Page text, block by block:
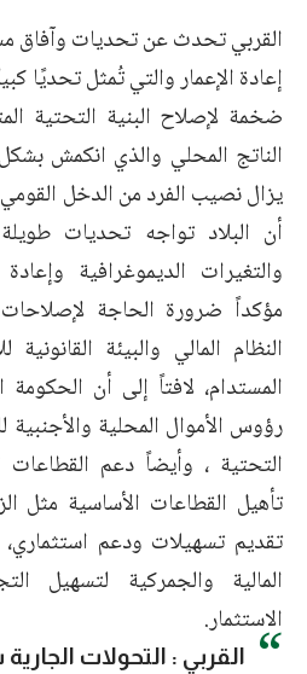
القربي تحدث عن تحديات وآفاق
إعادة الإعمار والتي تُمثل تحديًا
ضخمة لإصلاح البنية التحتية
يزال نصيب الفرد من الدخل
أن البلاد تواجه تحديات
والتغيرات الديموغرافية
مؤكداً ضرورة الحاجة
النظام المالي والبيئة
المستدام، لافتاً إلى أن
رؤوس الأموال المحلية والأجنبية
التحتية ، وأيضاً دعم
تأهيل القطاعات الأساسية مثل
تقديم تسهيلات ودعم
المالية والجمركية لتسهيل
الاستثمار.
القربي : التحولات